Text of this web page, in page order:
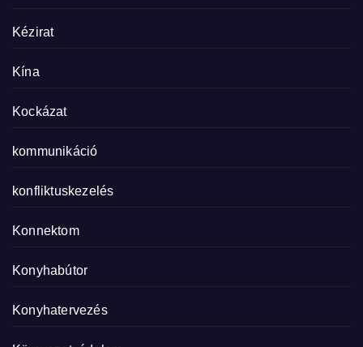
Kézirat
Kína
Kockázat
kommunikáció
konfliktuskezelés
Konnektom
Konyhabútor
Konyhatervezés